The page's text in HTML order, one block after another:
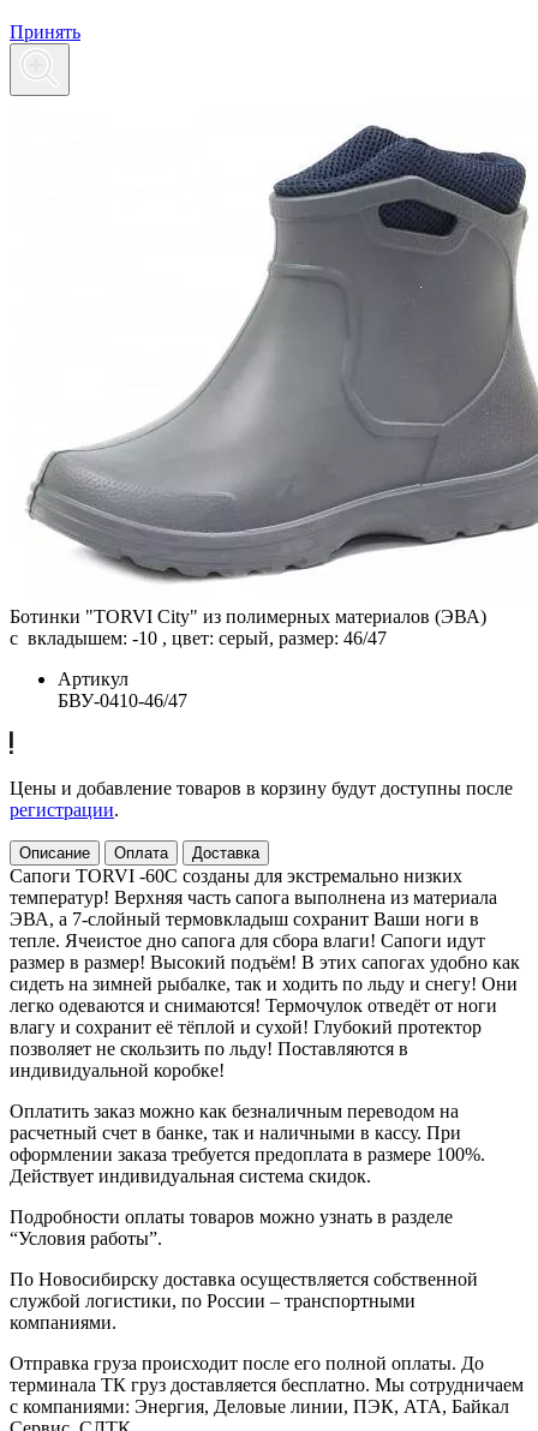
Принять
Ботинки "TORVI City" из полимерных материалов (ЭВА)
с вкладышем: -10 , цвет: серый, размер: 46/47
Артикул
БВУ-0410-46/47
Цены и добавление товаров в корзину будут доступны после
регистрации.
Описание Оплата Доставка
Сапоги TORVI -60С созданы для экстремально низких
температур! Верхняя часть сапога выполнена из материала
ЭВА, а 7-слойный термовкладыш сохранит Ваши ноги в
тепле. Ячеистое дно сапога для сбора влаги! Сапоги идут
размер в размер! Высокий подъём! В этих сапогах удобно как
сидеть на зимней рыбалке, так и ходить по льду и снегу! Они
легко одеваются и снимаются! Термочулок отведёт от ноги
влагу и сохранит её тёплой и сухой! Глубокий протектор
позволяет не скользить по льду! Поставляются в
индивидуальной коробке!
Оплатить заказ можно как безналичным переводом на
расчетный счет в банке, так и наличными в кассу. При
оформлении заказа требуется предоплата в размере 100%.
Действует индивидуальная система скидок.
Подробности оплаты товаров можно узнать в разделе
“Условия работы”.
По Новосибирску доставка осуществляется собственной
службой логистики, по России – транспортными
компаниями.
Отправка груза происходит после его полной оплаты. До
терминала ТК груз доставляется бесплатно. Мы сотрудничаем
с компаниями: Энергия, Деловые линии, ПЭК, АТА, Байкал